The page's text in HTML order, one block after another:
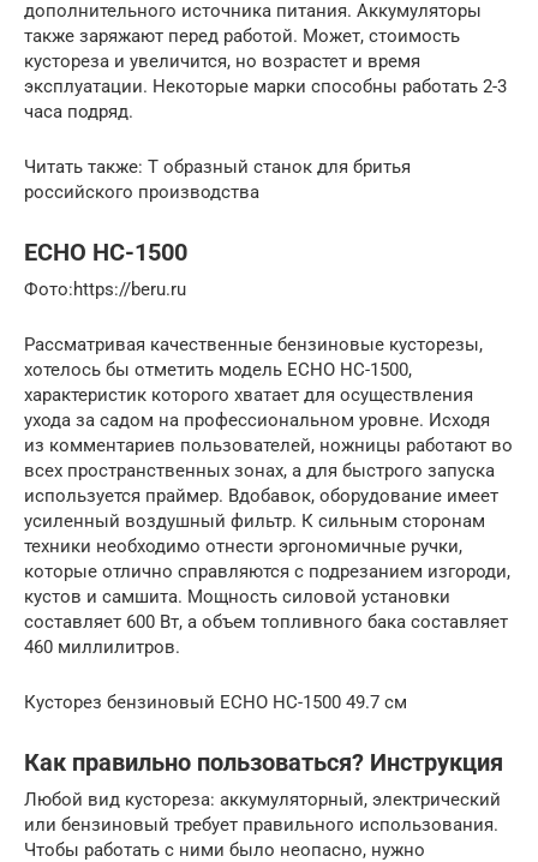
дополнительного источника питания. Аккумуляторы
также заряжают перед работой. Может, стоимость
кустореза и увеличится, но возрастет и время
эксплуатации. Некоторые марки способны работать 2-3
часа подряд.
Читать также: Т образный станок для бритья
российского производства
ECHO HC-1500
​Фото:https://beru.ru
Рассматривая качественные бензиновые кусторезы,
хотелось бы отметить модель ECHO HC-1500,
характеристик которого хватает для осуществления
ухода за садом на профессиональном уровне. Исходя
из комментариев пользователей, ножницы работают во
всех пространственных зонах, а для быстрого запуска
используется праймер. Вдобавок, оборудование имеет
усиленный воздушный фильтр. К сильным сторонам
техники необходимо отнести эргономичные ручки,
которые отлично справляются с подрезанием изгороди,
кустов и самшита. Мощность силовой установки
составляет 600 Вт, а объем топливного бака составляет
460 миллилитров.
Кусторез бензиновый ECHO HC-1500 49.7 см
Как правильно пользоваться? Инструкция
Любой вид кустореза: аккумуляторный, электрический
или бензиновый требует правильного использования.
Чтобы работать с ними было неопасно, нужно